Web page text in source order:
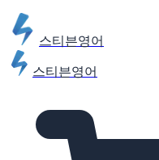
스티븐영어
스티븐영어